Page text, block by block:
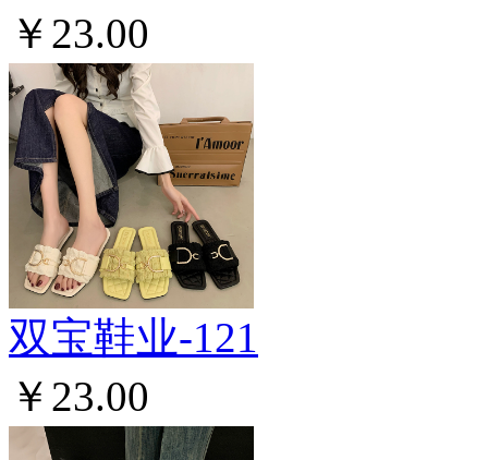
￥23.00
双宝鞋业-121
￥23.00